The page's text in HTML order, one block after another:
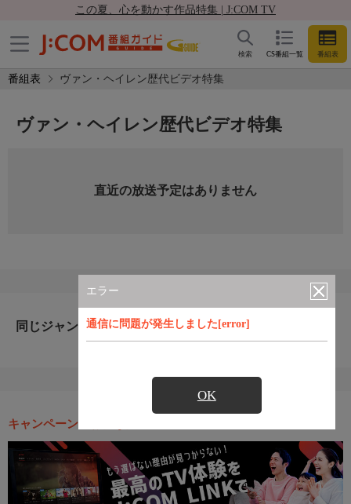
この夏、心を動かす作品特集 | J:COM TV
CS番組一覧 番組表
検索
番組表 ヴァン・ヘイレン歴代ビデオ特集
エラー
通信に問題が発生しました[error]
OK
ヴァン・ヘイレン歴代ビデオ特集
直近の放送予定はありません
同じジャンルのおすすめ番組
キャンペーン・お得な情報